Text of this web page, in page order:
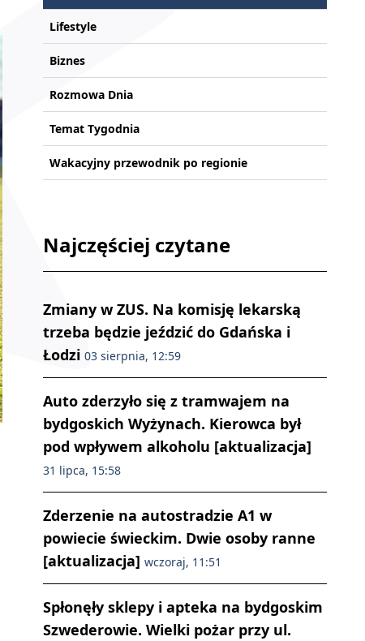
Lifestyle
Biznes
Rozmowa Dnia
Temat Tygodnia
Wakacyjny przewodnik po regionie
Najczęściej czytane
Zmiany w ZUS. Na komisję lekarską
trzeba będzie jeździć do Gdańska i
Łodzi 03 sierpnia, 12:59
Auto zderzyło się z tramwajem na
bydgoskich Wyżynach. Kierowca był
pod wpływem alkoholu [aktualizacja]
31 lipca, 15:58
Zderzenie na autostradzie A1 w
powiecie świeckim. Dwie osoby ranne
[aktualizacja] wczoraj, 11:51
Spłonęły sklepy i apteka na bydgoskim
Szwederowie. Wielki pożar przy ul.